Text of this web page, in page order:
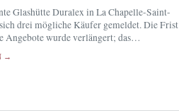
Glashütte Duralex in La Chapelle-Saint-
drei mögliche Käufer gemeldet. Die Frist
wurde verlängert; das
prüfen.
→